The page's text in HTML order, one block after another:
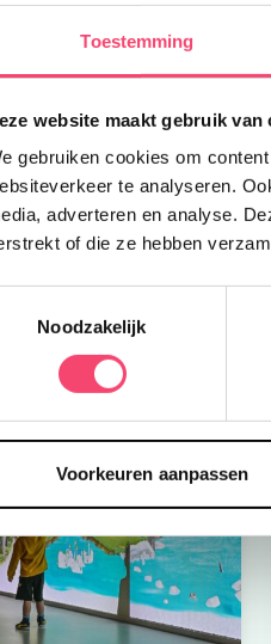
Toestemming
website maakt gebruik van
gebruiken cookies om
te analyseren.
adverteren en analyse.
of die ze hebben
Noodzakelijk
Voorkeuren aanpassen